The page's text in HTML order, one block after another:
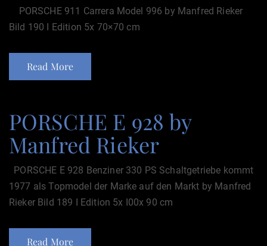
PORSCHE 911 Carrera Model 996 by Manfred Rieker
Bild 190 I Edition 5x 70×70 cm
Read More
PORSCHE E 928 by
Manfred Rieker
PORSCHE E 928 Benziner 330 PS Schaltgetriebe kommt
1977 als Topmodel der Marke auf den Markt by Manfred
Rieker Bild 189 I Edition 5x I00x 90 cm
Read More